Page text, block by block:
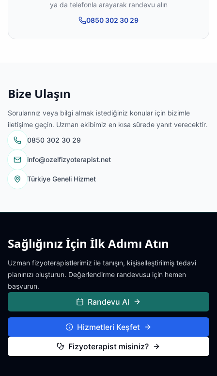
ya da telefonla arayarak randevu alın
0850 302 30 29
Bize Ulaşın
Sorularınız veya bilgi almak istediğiniz konular için bizimle
iletişime geçin. Uzman ekibimiz en kısa sürede yanıt verecektir.
0850 302 30 29
info@ozelfizyoterapist.net
Türkiye Geneli Hizmet
Sağlığınız İçin İlk Adımı Atın
Uzman fizyoterapistlerimiz ile tanışın, kişiselleştirilmiş tedavi
planınızı oluşturun. Değerlendirme randevusu için hemen
başvurun.
Randevu Al
Hizmetleri Keşfet
Fizyoterapist misiniz?